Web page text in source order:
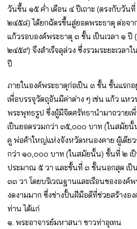
วันขึ้น ๑๕ ค่ำ เดือน ๔ ปีเถาะ (ตรงกับวัน
๒๔๕๘) ได้ยกฉัตรขึ้นสู่ยอดพระธาตุ ต่อจ
แก้วรอบองค์พระธาตุ ๓ ชั้น เป็นเวลา ๑ ปี
๒๔๕๙) จึงสําเร็จลุล่วง ซึ่งรวมระยะเวลา
ปี
ภายในองค์พระธาตุก่อเป็น ๓ ชั้น ชั้นแรก
เพื่อบรรจุวัตถุอันมีค่าต่าง ๆ เช่น แก้ว แห
พระพุทธรูป ซึ่งผู้มีจิตศรัทธานํามาถวายเ
เป็นยอดรวมกว่า ๓๕,๐๐๐ บาท (ในสมัยนั้
คู พ่อค้าใหญ่แห่งจังหวัดหนองคาย ผู้เดีย
กว่า ๑๐,๐๐๐ บาท (ในสมัยนั้น) ชั้นที่ ๒ เ
ประมาณ ๕ วา และชั้นที่ ๓ ชั้นนอกสุด เป็
๓๓ วา โดยบริเวณฐานและเรือนขององค์
งดงามมาก ซึ่งช่างปั้นฝีมือดีที่ช่วยสร้างอ
ท่าน ได้แก่
๑. พระอาจารย์มหาสนา ชาวท่าอุเทน